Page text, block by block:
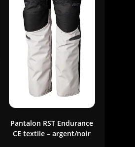
Pantalon RST Endurance
CE textile – argent/noir